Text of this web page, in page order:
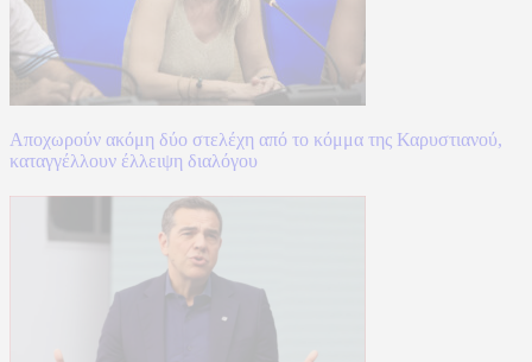
Αποχωρούν ακόμη δύο στελέχη από το κόμμα της Καρυστιανού,
καταγγέλλουν έλλειψη διαλόγου